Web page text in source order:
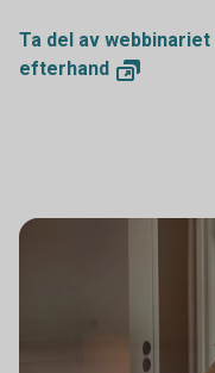
Ta del av
efterhand